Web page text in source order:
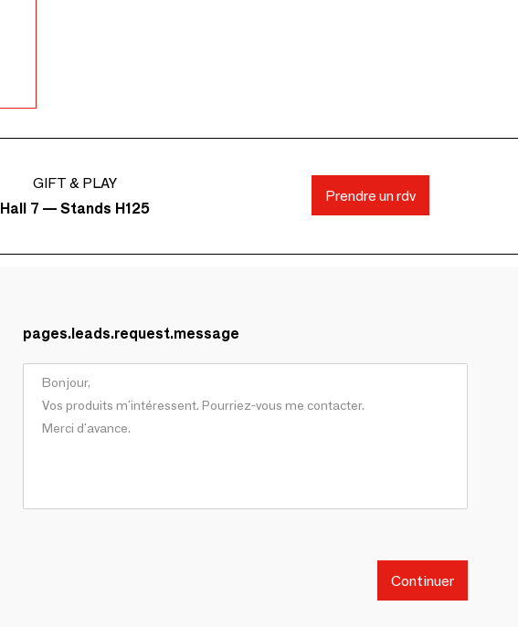
GIFT & PLAY
Hall 7 — Stands H125
Prendre un rdv
pages.leads.request.message
Continuer